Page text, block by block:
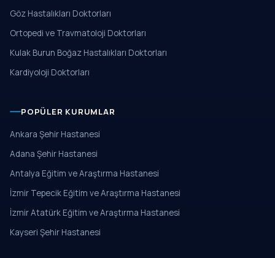
Göz Hastalıkları Doktorları
Ortopedi ve Travmatoloji Doktorları
Kulak Burun Boğaz Hastalıkları Doktorları
Kardiyoloji Doktorları
POPÜLER KURUMLAR
Ankara Şehir Hastanesi
Adana Şehir Hastanesi
Antalya Eğitim ve Araştırma Hastanesi
İzmir Tepecik Eğitim ve Araştırma Hastanesi
İzmir Atatürk Eğitim ve Araştırma Hastanesi
Kayseri Şehir Hastanesi